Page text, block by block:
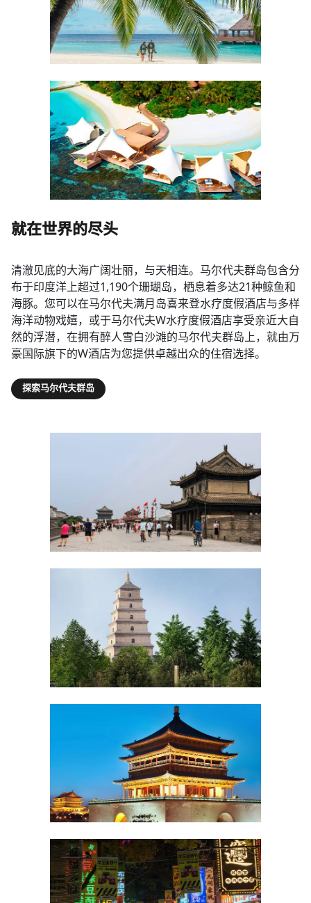
就在世界的尽头
清澈见底的大海广阔壮丽，与天相连。马尔代夫群岛包含分
布于印度洋上超过1,190个珊瑚岛，栖息着多达21种鲸鱼和
海豚。您可以在马尔代夫满月岛喜来登水疗度假酒店与多样
海洋动物戏嬉，或于马尔代夫W水疗度假酒店享受亲近大自
然的浮潜，在拥有醉人雪白沙滩的马尔代夫群岛上，就由万
豪国际旗下的W酒店为您提供卓越出众的住宿选择。
探索马尔代夫群岛